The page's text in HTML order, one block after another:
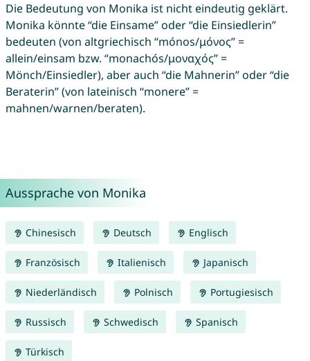
Die Bedeutung von Monika ist nicht eindeutig geklärt.
Monika könnte “die Einsame” oder “die Einsiedlerin”
bedeuten (von altgriechisch “mónos/μόνος” =
allein/einsam bzw. “monachós/μοναχός” =
Mönch/Einsiedler), aber auch “die Mahnerin” oder “die
Beraterin” (von lateinisch “monere” =
mahnen/warnen/beraten).
Aussprache von Monika
Chinesisch Deutsch Englisch
Französisch Italienisch Japanisch
Niederländisch Polnisch Portugiesisch
Russisch Schwedisch Spanisch
Türkisch